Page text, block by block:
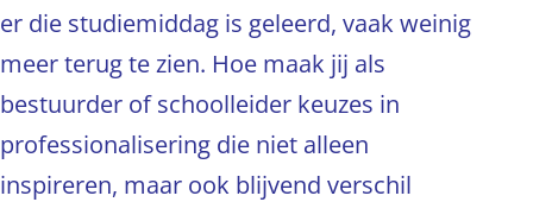
er die studiemiddag is geleerd, vaak weinig
meer terug te zien. Hoe maak jij als
bestuurder of schoolleider keuzes in
professionalisering die niet alleen
inspireren, maar ook blijvend verschil